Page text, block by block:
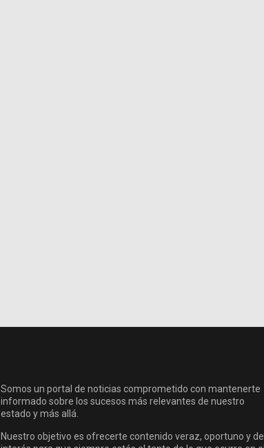
Somos un portal de noticias comprometido con mantenerte
informado sobre los sucesos más relevantes de nuestro
estado y más allá.
Nuestro objetivo es ofrecerte contenido veraz, oportuno y de